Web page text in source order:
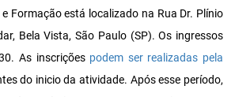
Formação está localizado na Rua Dr. Plínio
Bela Vista, São Paulo (SP). Os ingressos
As inscrições podem ser realizadas pela
do inicio da atividade. Após esse período,